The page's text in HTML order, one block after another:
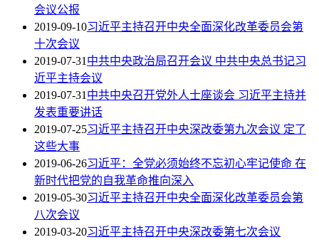
会议公报
2019-09-10习近平主持召开中央全面深化改革委员会第
十次会议
2019-07-31中共中央政治局召开会议 中共中央总书记习
近平主持会议
2019-07-31中共中央召开党外人士座谈会 习近平主持并
发表重要讲话
2019-07-25习近平主持召开中央深改委第九次会议 定了
这些大事
2019-06-26习近平：全党必须始终不忘初心牢记使命 在
新时代把党的自我革命推向深入
2019-05-30习近平主持召开中央全面深化改革委员会第
八次会议
2019-03-20习近平主持召开中央深改委第七次会议